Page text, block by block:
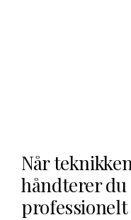
Når
håndterer
professionelt